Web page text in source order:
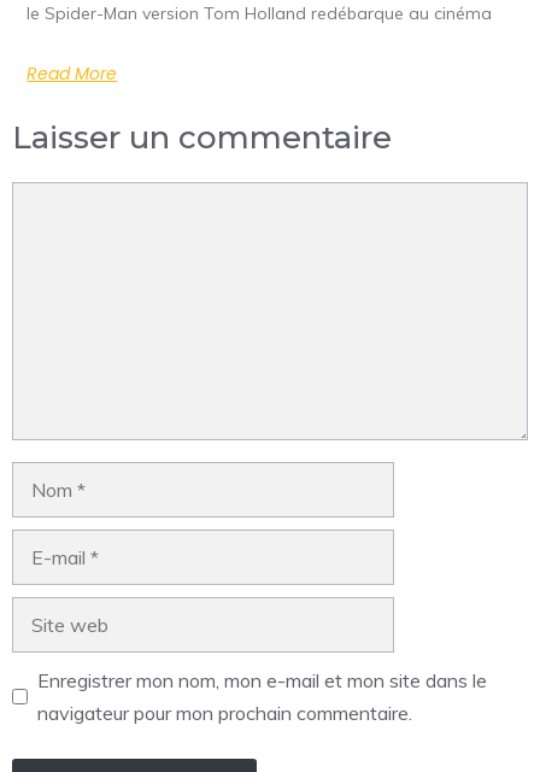
le Spider-Man version Tom Holland redébarque au cinéma
Read More
Laisser un commentaire
Enregistrer mon nom, mon e-mail et mon site dans le
navigateur pour mon prochain commentaire.